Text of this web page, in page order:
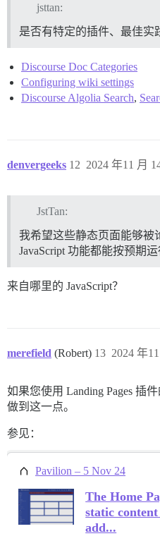
jsttan:
是否有特定的插件、最佳实
Discourse Doc Categories
Configuring wiki settings
Discourse Algolia Search,
denvergeeks 2024 年11 月
12
JstTan:
我希望这些静态页面能够被
JavaScript 功能都能按预期
来自哪里的 JavaScript？
merefield (Robert) 2024 年
13
如果您使用 Landing Pages 插
做到这一点。
参见：
Pavilion – 5 Nov 24
The Home
static
add...